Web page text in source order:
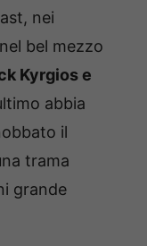
nei
bel mezzo
Kyrgios e
abbia
il
trama
grande